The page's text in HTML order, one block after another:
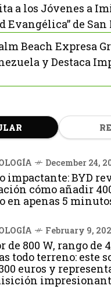
a los Jóvenes a
Evangélica” de
Beach Expresa
y Destaca
December 24,
impactante: BYD
cómo añadir
en apenas 5
February 9,
de 800 W, rango de
todo terreno: este
euros y